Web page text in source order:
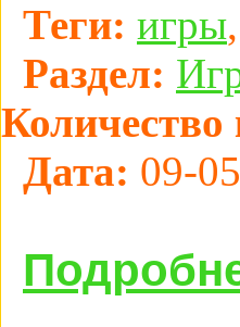
Теги: игры
Раздел:
Количество
Дата: 09-